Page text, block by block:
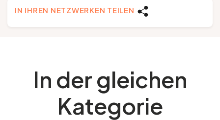
IN IHREN NETZWERKEN TEILEN
In der gleichen
Kategorie